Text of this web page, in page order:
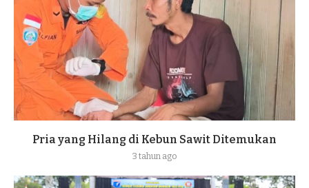
Pria yang Hilang di Kebun Sawit Ditemukan
3 tahun ago